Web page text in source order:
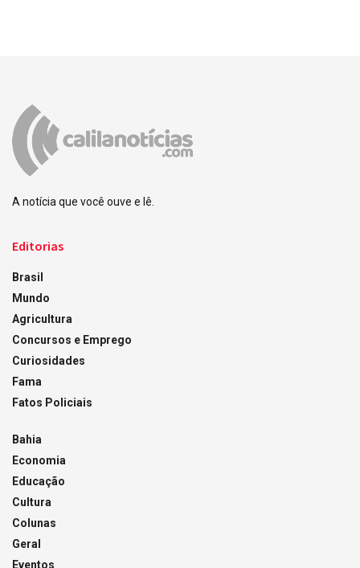
A notícia que você ouve e lê.
Editorias
Brasil
Mundo
Agricultura
Concursos e Emprego
Curiosidades
Fama
Fatos Policiais
Bahia
Economia
Educação
Cultura
Colunas
Geral
Eventos